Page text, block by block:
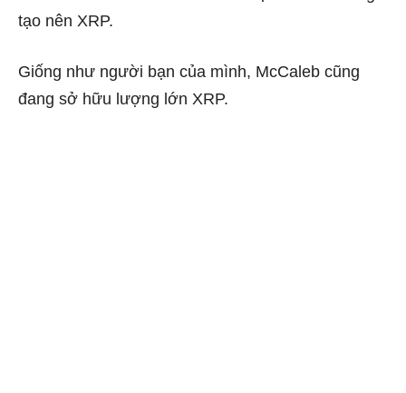
tạo nên XRP.
Giống như người bạn của mình, McCaleb cũng
đang sở hữu lượng lớn XRP.